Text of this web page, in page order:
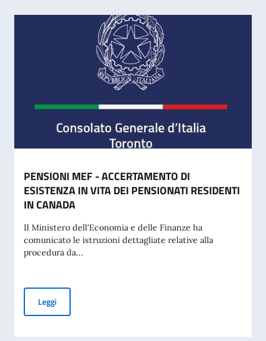
PENSIONI MEF - ACCERTAMENTO DI
ESISTENZA IN VITA DEI PENSIONATI RESIDENTI
IN CANADA
Il Ministero dell'Economia e delle Finanze ha
comunicato le istruzioni dettagliate relative alla
procedura da...
LeggiPENSIONI MEF - ACCERTAMENTO DI ESISTENZA IN VITA